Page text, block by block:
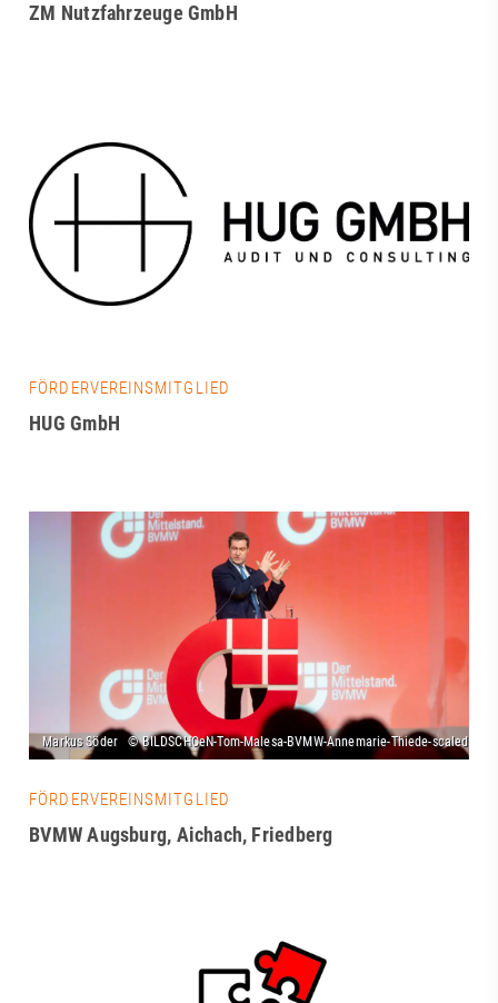
ZM Nutzfahrzeuge GmbH
FÖRDERVEREINSMITGLIED
HUG GmbH
FÖRDERVEREINSMITGLIED
BVMW Augsburg, Aichach, Friedberg